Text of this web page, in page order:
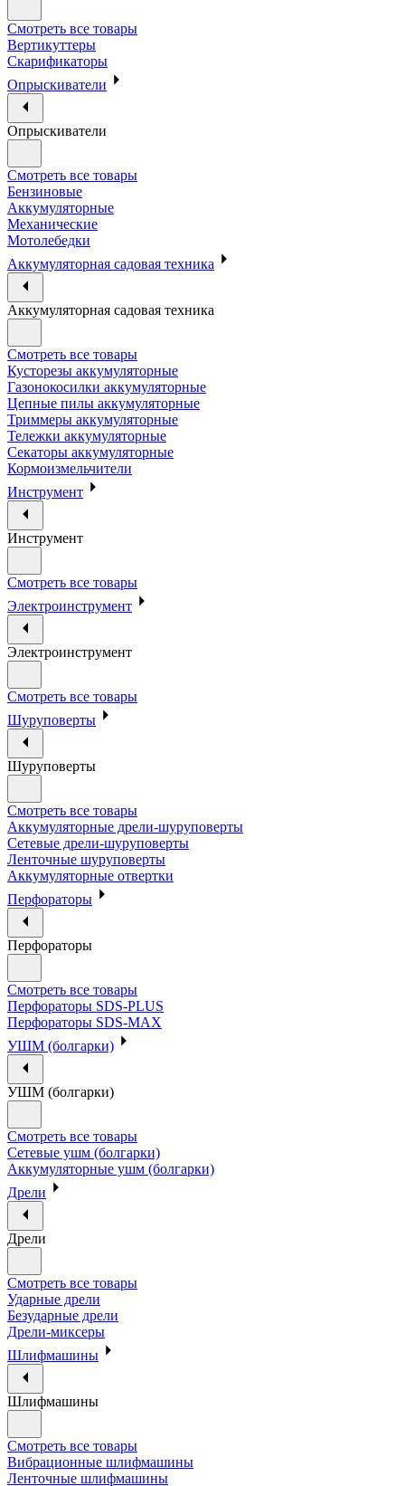
Смотреть все товары
Вертикуттеры
Скарификаторы
Опрыскиватели
Опрыскиватели
Смотреть все товары
Бензиновые
Аккумуляторные
Механические
Мотолебедки
Аккумуляторная садовая техника
Аккумуляторная садовая техника
Смотреть все товары
Кусторезы аккумуляторные
Газонокосилки аккумуляторные
Цепные пилы аккумуляторные
Триммеры аккумуляторные
Тележки аккумуляторные
Секаторы аккумуляторные
Кормоизмельчители
Инструмент
Инструмент
Смотреть все товары
Электроинструмент
Электроинструмент
Смотреть все товары
Шуруповерты
Шуруповерты
Смотреть все товары
Аккумуляторные дрели-шуруповерты
Сетевые дрели-шуруповерты
Ленточные шуруповерты
Аккумуляторные отвертки
Перфораторы
Перфораторы
Смотреть все товары
Перфораторы SDS-PLUS
Перфораторы SDS-MAX
УШМ (болгарки)
УШМ (болгарки)
Смотреть все товары
Сетевые ушм (болгарки)
Аккумуляторные ушм (болгарки)
Дрели
Дрели
Смотреть все товары
Ударные дрели
Безударные дрели
Дрели-миксеры
Шлифмашины
Шлифмашины
Смотреть все товары
Вибрационные шлифмашины
Ленточные шлифмашины